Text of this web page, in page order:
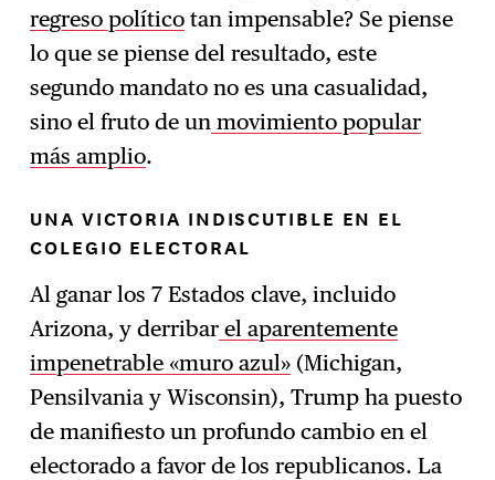
regreso político tan impensable? Se piense
lo que se piense del resultado, este
segundo mandato no es una casualidad,
sino el fruto de un movimiento popular
más amplio.
UNA VICTORIA INDISCUTIBLE EN EL
COLEGIO ELECTORAL
Al ganar los 7 Estados clave, incluido
Arizona, y derribar el aparentemente
impenetrable «muro azul» (Michigan,
Pensilvania y Wisconsin), Trump ha puesto
de manifiesto un profundo cambio en el
electorado a favor de los republicanos. La